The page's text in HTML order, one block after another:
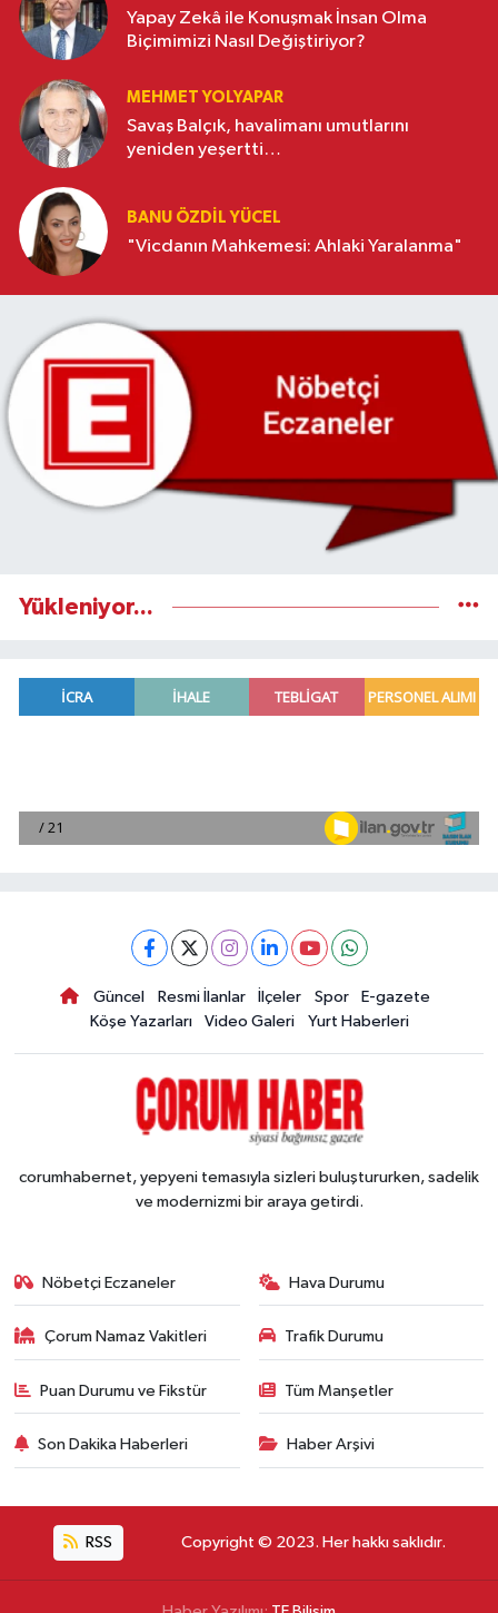
Yapay Zekâ ile Konuşmak İnsan Olma
Biçimimizi Nasıl Değiştiriyor?
MEHMET YOLYAPAR
Savaş Balçık, havalimanı umutlarını
yeniden yeşertti…
BANU ÖZDİL YÜCEL
"Vicdanın Mahkemesi: Ahlaki Yaralanma"
Yükleniyor...
Güncel Resmi İlanlar İlçeler Spor
E-gazete
Köşe Yazarları
Video Galeri Yurt Haberleri
corumhabernet, yepyeni temasıyla sizleri buluştururken, sadelik
ve modernizmi bir araya getirdi.
Nöbetçi Eczaneler Hava Durumu
Çorum Namaz Vakitleri Trafik Durumu
Puan Durumu ve Fikstür Tüm Manşetler
Son Dakika Haberleri Haber Arşivi
RSS Copyright © 2023. Her hakkı saklıdır.